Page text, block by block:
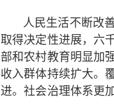
人民生活不断改善
取得决定性进展，
六
部和农村教育明显加强
收入群体持续扩大。
进。社会治理体系更